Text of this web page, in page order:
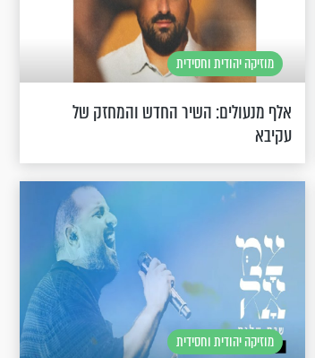
מוזיקה יהודית וחסידית
אלף מנעולים: השיר החדש והמחזק של
עקיבא
מוזיקה יהודית וחסידית